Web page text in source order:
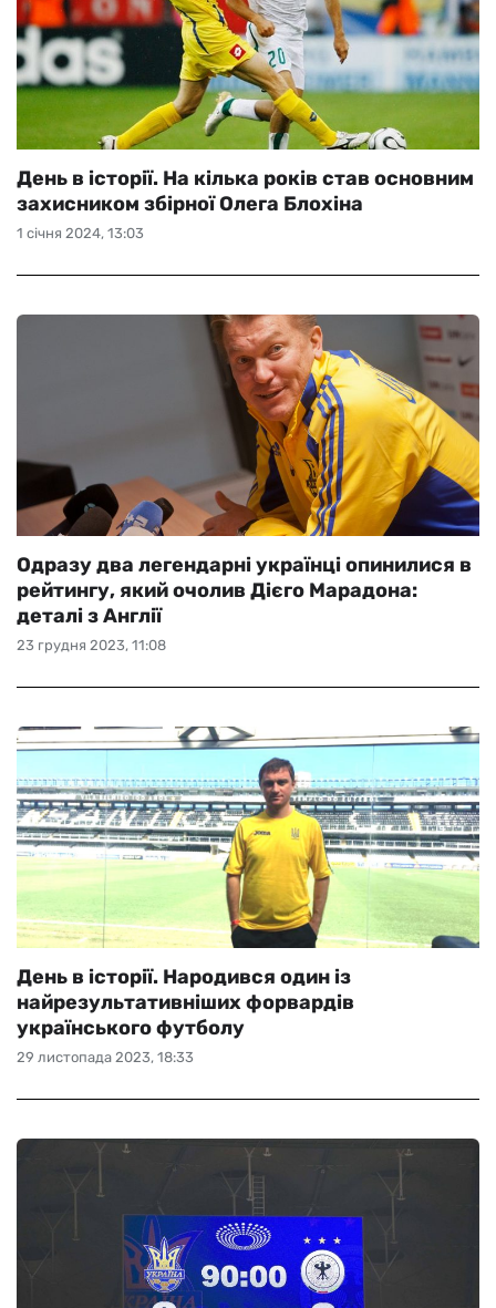
1 січня 2024, 13:03
День в історії. На кілька років став основним
захисником збірної Олега Блохіна
23 грудня 2023, 11:08
Одразу два легендарні українці опинилися в
рейтингу, який очолив Дієго Марадона:
деталі з Англії
29 листопада 2023, 18:33
День в історії. Народився один із
найрезультативніших форвардів
українського футболу